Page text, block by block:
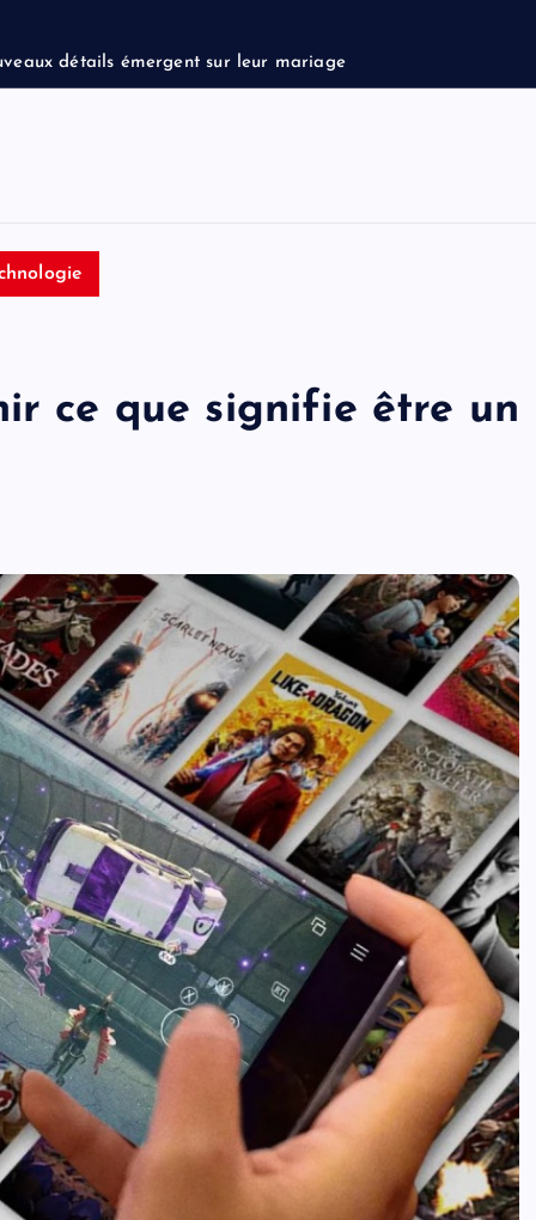
veaux détails émergent sur leur mariage
ce que signifie être un